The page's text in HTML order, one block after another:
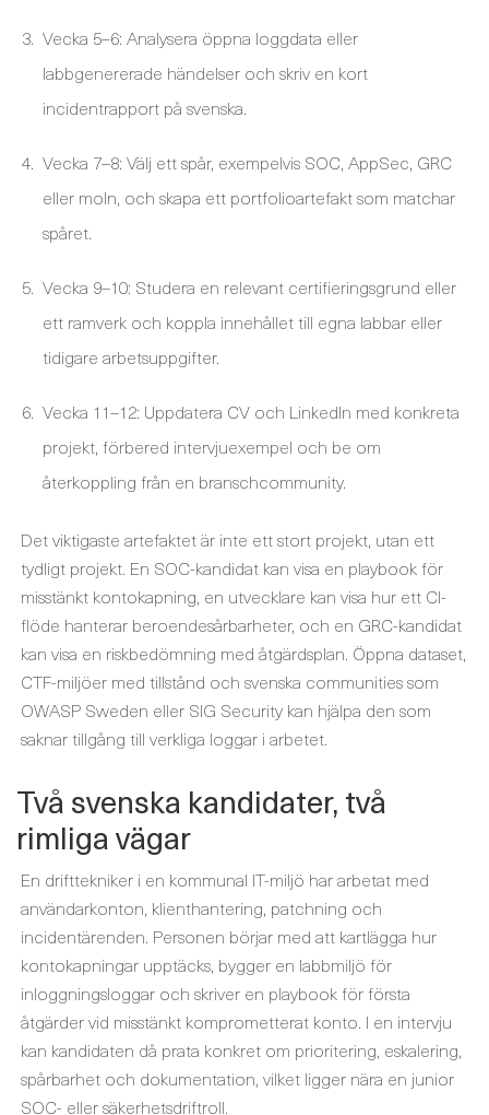
Vecka 5–6: Analysera öppna loggdata eller
labbgenererade händelser och skriv en kort
incidentrapport på svenska.
Vecka 7–8: Välj ett spår, exempelvis SOC, AppSec, GRC
eller moln, och skapa ett portfolioartefakt som matchar
spåret.
Vecka 9–10: Studera en relevant certifieringsgrund eller
ett ramverk och koppla innehållet till egna labbar eller
tidigare arbetsuppgifter.
Vecka 11–12: Uppdatera CV och LinkedIn med konkreta
projekt, förbered intervjuexempel och be om
återkoppling från en branschcommunity.
Det viktigaste artefaktet är inte ett stort projekt, utan ett
tydligt projekt. En SOC-kandidat kan visa en playbook för
misstänkt kontokapning, en utvecklare kan visa hur ett CI-
flöde hanterar beroendesårbarheter, och en GRC-kandidat
kan visa en riskbedömning med åtgärdsplan. Öppna dataset,
CTF-miljöer med tillstånd och svenska communities som
OWASP Sweden eller SIG Security kan hjälpa den som
saknar tillgång till verkliga loggar i arbetet.
Två svenska kandidater, två
rimliga vägar
En drifttekniker i en kommunal IT-miljö har arbetat med
användarkonton, klienthantering, patchning och
incidentärenden. Personen börjar med att kartlägga hur
kontokapningar upptäcks, bygger en labbmiljö för
inloggningsloggar och skriver en playbook för första
åtgärder vid misstänkt komprometterat konto. I en intervju
kan kandidaten då prata konkret om prioritering, eskalering,
spårbarhet och dokumentation, vilket ligger nära en junior
SOC- eller säkerhetsdriftroll.